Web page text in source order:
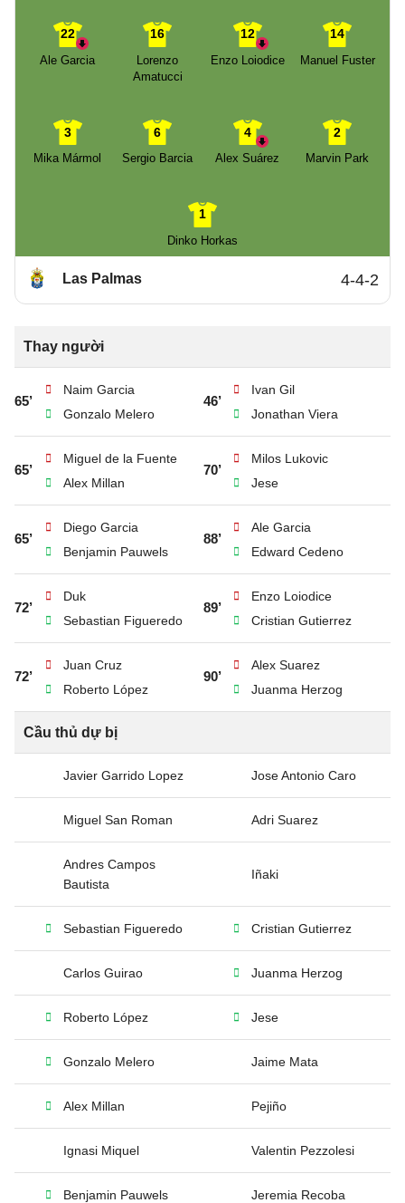
22
Ale Garcia
16
Lorenzo
Amatucci
12
Enzo Loiodice
14
Manuel Fuster
3
Mika Mármol
6
Sergio Barcia
4
Alex Suárez
2
Marvin Park
1
Dinko Horkas
Las Palmas 4-4-2
Thay người
65’
Naim Garcia
Gonzalo Melero
46’
Ivan Gil
Jonathan Viera
65’
Miguel de la Fuente
Alex Millan
70’
Milos Lukovic
Jese
65’
Diego Garcia
Benjamin Pauwels
88’
Ale Garcia
Edward Cedeno
72’
Duk
Sebastian Figueredo
89’
Enzo Loiodice
Cristian Gutierrez
72’
Juan Cruz
Roberto López
90’
Alex Suarez
Juanma Herzog
Cầu thủ dự bị
Javier Garrido Lopez Jose Antonio Caro
Miguel San Roman Adri Suarez
Andres Campos
Bautista
Iñaki
Sebastian Figueredo Cristian Gutierrez
Carlos Guirao Juanma Herzog
Roberto López Jese
Gonzalo Melero Jaime Mata
Alex Millan Pejiño
Ignasi Miquel Valentin Pezzolesi
Benjamin Pauwels Jeremia Recoba